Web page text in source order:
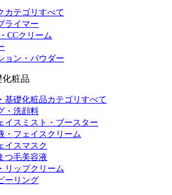
カテゴリすべて
ライマー
CCクリーム
ョン・パウダー
化粧品
基礎化粧品カテゴリすべて
・洗顔料
イスミスト・ブースター
・フェイスクリーム
イスマスク
つ毛美容液
リップクリーム
ーリング